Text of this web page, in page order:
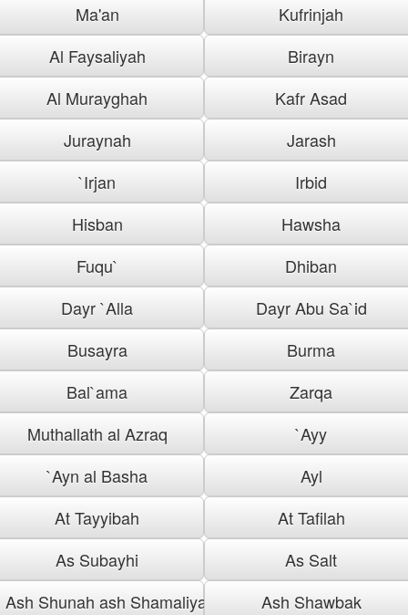
Ma'an
Kufrinjah
Al Faysaliyah
Birayn
Al Murayghah
Kafr Asad
Juraynah
Jarash
`Irjan
Irbid
Hisban
Hawsha
Fuqu`
Dhiban
Dayr `Alla
Dayr Abu Sa`id
Busayra
Burma
Bal`ama
Zarqa
Muthallath al Azraq
`Ayy
`Ayn al Basha
Ayl
At Tayyibah
At Tafilah
As Subayhi
As Salt
Ash Shunah ash Shamaliyah
Ash Shawbak